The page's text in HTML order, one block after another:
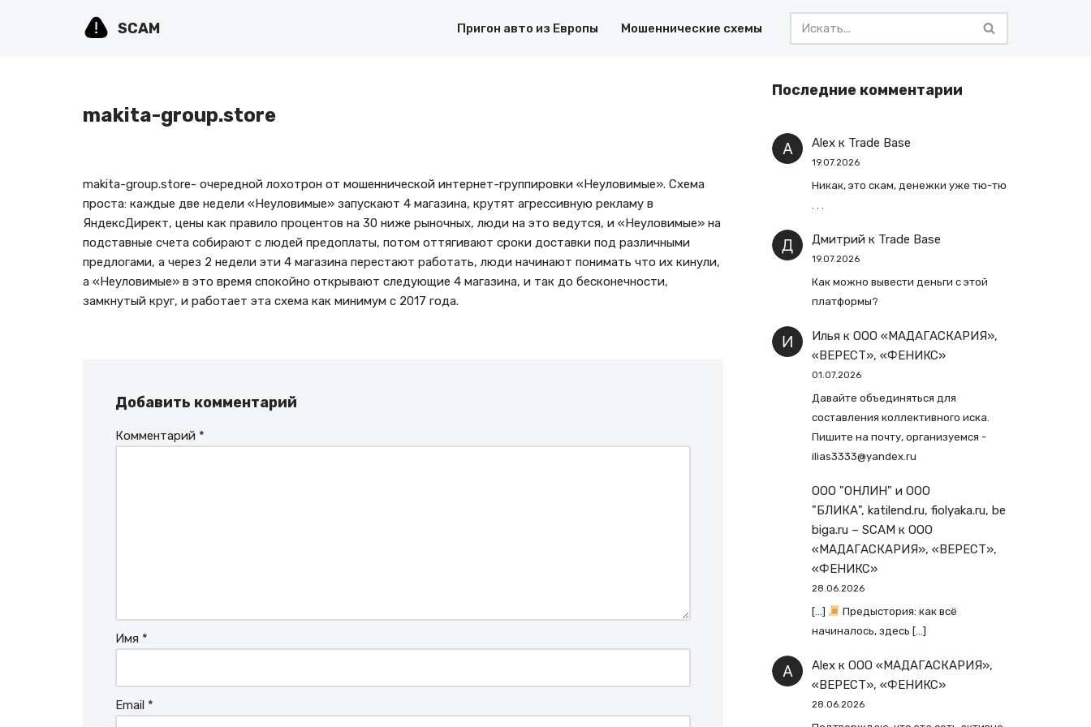
SCAM Пригон авто из Европы Мошеннические схемы
makita-group.store
makita-group.store- очередной лохотрон от мошеннической интернет-группировки «Неуловимые». Схема
проста: каждые две недели «Неуловимые» запускают 4 магазина, крутят агрессивную рекламу в
ЯндексДирект, цены как правило процентов на 30 ниже рыночных, люди на это ведутся, и «Неуловимые» на
подставные счета собирают с людей предоплаты, потом оттягивают сроки доставки под различными
предлогами, а через 2 недели эти 4 магазина перестают работать, люди начинают понимать что их кинули,
а «Неуловимые» в это время спокойно открывают следующие 4 магазина, и так до бесконечности,
замкнутый круг, и работает эта схема как минимум с 2017 года.
Добавить комментарий
Комментарий *
Имя *
Email *
Последние комментарии
Alexк Trade Base
19.07.2026
Никак, это скам, денежки уже тю-тю
Дмитрийк Trade Base
19.07.2026
Как можно вывести деньги с этой
платформы?
Ильяк ООО «МАДАГАСКАРИЯ»,
«ВЕРЕСТ», «ФЕНИКС»
01.07.2026
Давайте объединяться для
составления коллективного иска.
Пишите на почту, организуемся -
ilias3333@yandex.ru
ООО "ОНЛИН" и ООО
"БЛИКА", katilend.ru, fiolyaka.ru, be
biga.ru – SCAMк ООО
«МАДАГАСКАРИЯ», «ВЕРЕСТ»,
«ФЕНИКС»
28.06.2026
[…]
Предыстория: как всё
начиналось, здесь […]
Alexк ООО «МАДАГАСКАРИЯ»,
«ВЕРЕСТ», «ФЕНИКС»
28.06.2026